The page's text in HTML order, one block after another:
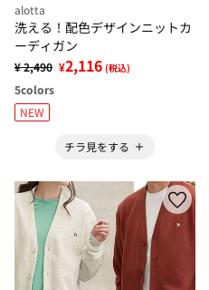
alotta
洗える！配色デザインニットカ
ーディガン
¥ 2,490 ¥2,116 (税込)
5colors
NEW
チラ見をする